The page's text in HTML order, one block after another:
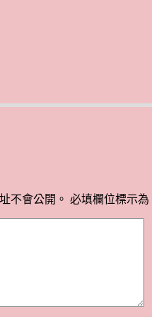
不會公開。 必填欄位標示為